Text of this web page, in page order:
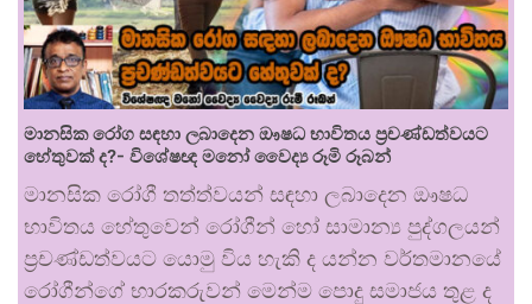
මානසික රෝග සඳහා ලබාදෙන ඖෂධ භාවිතය ප්‍රචණ්ඩත්වයට
හේතුවක් ද?- විශේෂඥ මනෝ වෛද්‍ය රූමි රූබන්
මානසික රෝගී තත්ත්වයන් සඳහා ලබාදෙන ඖෂධ
භාවිතය හේතුවෙන් රෝගීන් හෝ සාමාන්‍ය පුද්ගලයන්
ප්‍රචණ්ඩත්වයට යොමු විය හැකි ද යන්න වර්තමානයේ
රෝගීන්ගේ භාරකරුවන් මෙන්ම පොදු සමාජය තුළ ද